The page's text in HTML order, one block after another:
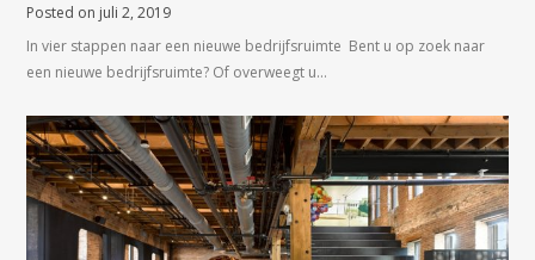
Posted on juli 2, 2019
In vier stappen naar een nieuwe bedrijfsruimte Bent u op zoek naar
een nieuwe bedrijfsruimte? Of overweegt u…